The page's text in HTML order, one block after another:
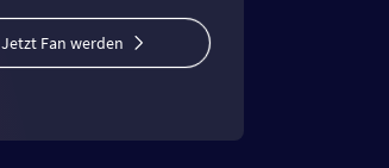
Jetzt Fan werden